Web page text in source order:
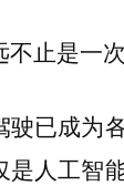
止是一
驶已成为
是人工智